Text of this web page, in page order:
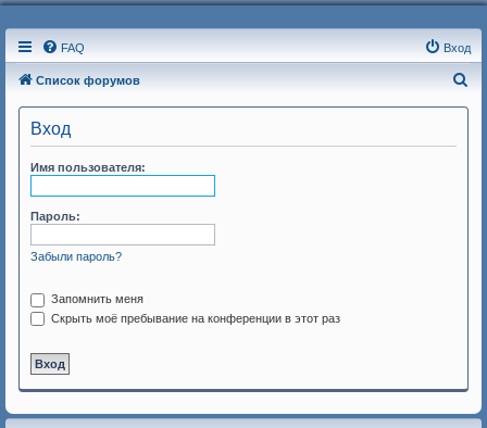
FAQ Вход
Список форумов
Вход
Имя пользователя:
Пароль:
Забыли пароль?
Запомнить меня
Скрыть моё пребывание на конференции в этот раз